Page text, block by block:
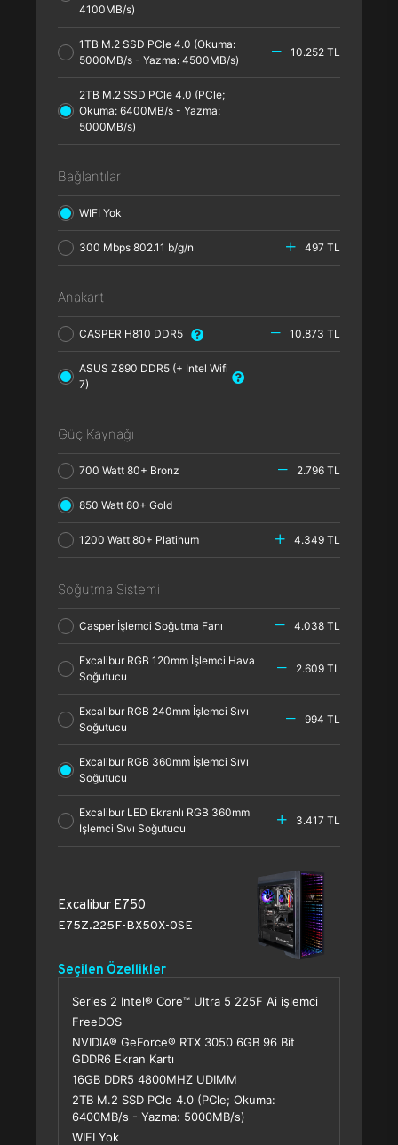
4100MB/s)
1TB M.2 SSD PCle 4.0 (Okuma:
5000MB/s - Yazma: 4500MB/s)
10.252 TL
2TB M.2 SSD PCle 4.0 (PCle;
Okuma: 6400MB/s - Yazma:
5000MB/s)
Bağlantılar
WIFI Yok
300 Mbps 802.11 b/g/n 497 TL
Anakart
CASPER H810 DDR5 10.873 TL
ASUS Z890 DDR5 (+ Intel Wifi
7)
Güç Kaynağı
700 Watt 80+ Bronz 2.796 TL
850 Watt 80+ Gold
1200 Watt 80+ Platinum 4.349 TL
Soğutma Sistemi
Casper İşlemci Soğutma Fanı 4.038 TL
Excalibur RGB 120mm İşlemci Hava
Soğutucu
2.609 TL
Excalibur RGB 240mm İşlemci Sıvı
Soğutucu
994 TL
Excalibur RGB 360mm İşlemci Sıvı
Soğutucu
Excalibur LED Ekranlı RGB 360mm
İşlemci Sıvı Soğutucu
3.417 TL
Excalibur E750
E75Z.225F-BX50X-0SE
Seçilen Özellikler
Series 2 Intel® Core™ Ultra 5 225F Ai işlemci
FreeDOS
NVIDIA® GeForce® RTX 3050 6GB 96 Bit
GDDR6 Ekran Kartı
16GB DDR5 4800MHZ UDIMM
2TB M.2 SSD PCle 4.0 (PCle; Okuma:
6400MB/s - Yazma: 5000MB/s)
WIFI Yok